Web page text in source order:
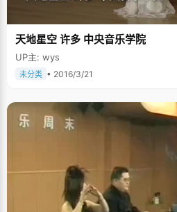
天地星空 许多 中央音乐学院
UP主: wys
未分类 • 2016/3/21